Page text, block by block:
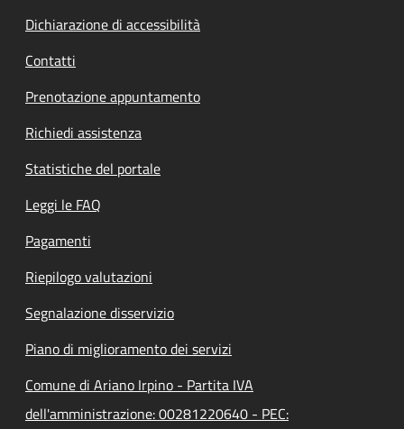
Dichiarazione di accessibilità
Contatti
Prenotazione appuntamento
Richiedi assistenza
Statistiche del portale
Leggi le FAQ
Pagamenti
Riepilogo valutazioni
Segnalazione disservizio
Piano di miglioramento dei servizi
Comune di Ariano Irpino - Partita IVA
dell'amministrazione: 00281220640 - PEC: